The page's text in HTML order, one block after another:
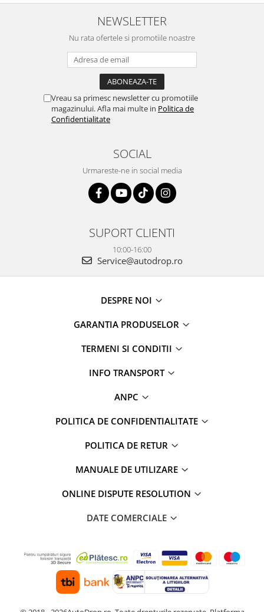
atras atentia ca nu era conectat
cablul de video de la camera
serviabili, livrare rapidă, suport
tehnic, totul impecabil, o să revin
la ei și pentru vi...
NEWSLETTER
Nu rata ofertele si promotiile noastre
Vreau sa primesc newsletter cu promotiile
magazinului. Afla mai multe in Politica de
Confidentialitate
SOCIAL
Urmareste-ne in social media
SUPORT CLIENTI
10:00-16:00
Service@autodrop.ro
DESPRE NOI
GARANTIA PRODUSELOR
TERMENI SI CONDITII
INFO TRANSPORT
ANPC
POLITICA DE CONFIDENTIALITATE
POLITICA DE RETUR
MANUALE DE UTILIZARE
ONLINE DISPUTE RESOLUTION
DATE COMERCIALE